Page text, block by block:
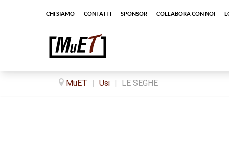
Chi siamo Contatti Sponsor Collabora con noi
MuET | Usi | LE SEGHE